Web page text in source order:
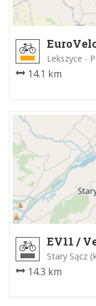
Lekszyce -
14.1 km
EV11 /
Stary Sącz
14.3 km